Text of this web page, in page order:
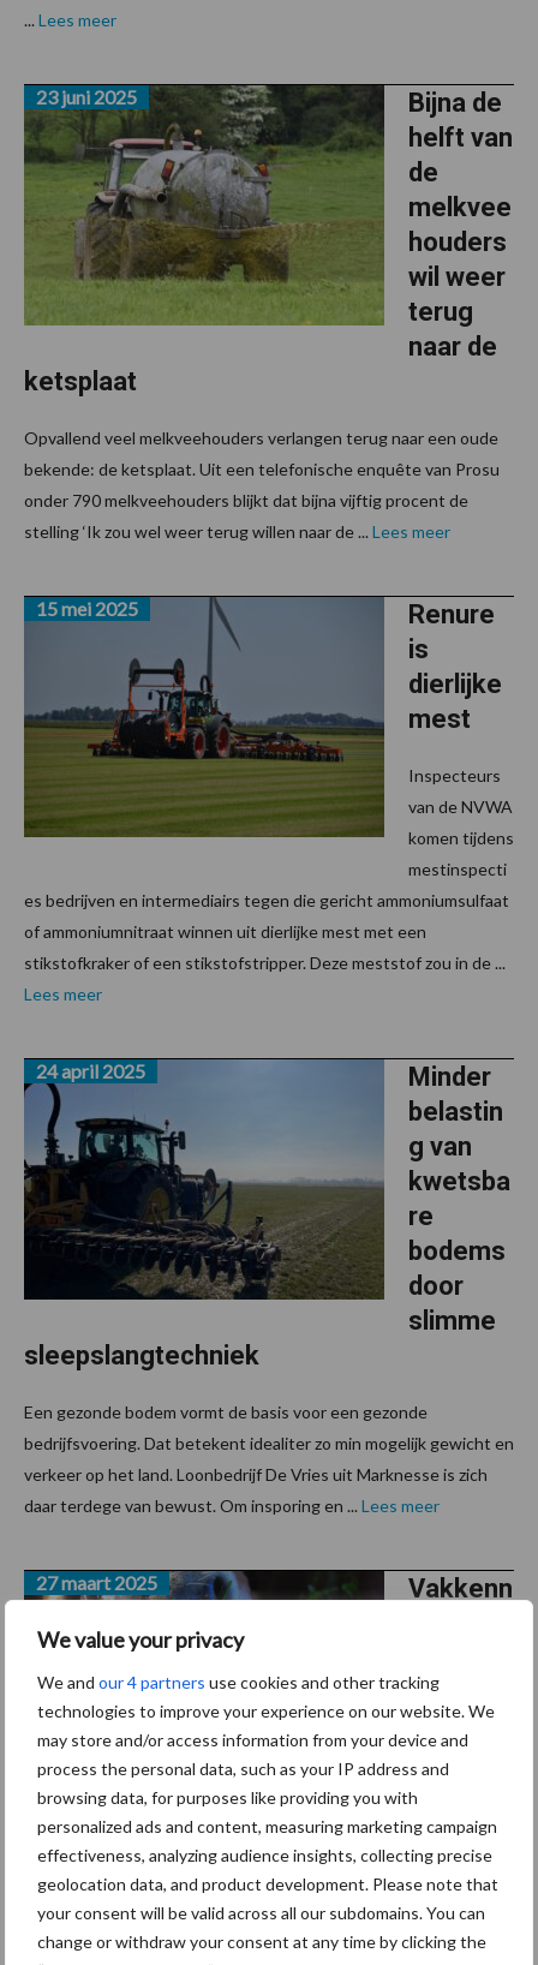
We value your privacy
We and our 4 partners use cookies and other tracking
technologies to improve your experience on our website. We
may store and/or access information from your device and
process the personal data, such as your IP address and
browsing data, for purposes like providing you with
personalized ads and content, measuring marketing campaign
effectiveness, analyzing audience insights, collecting precise
geolocation data, and product development. Please note that
your consent will be valid across all our subdomains. You can
change or withdraw your consent at any time by clicking the
... Lees meer
Bijna de
helft van
de
melkvee
houders
wil weer
terug
naar de
ketsplaat
23 juni 2025
Opvallend veel melkveehouders verlangen terug naar een oude
bekende: de ketsplaat. Uit een telefonische enquête van Prosu
onder 790 melkveehouders blijkt dat bijna vijftig procent de
stelling ‘Ik zou wel weer terug willen naar de ... Lees meer
Renure
is
dierlijke
mest
15 mei 2025
Inspecteurs
van de NVWA
komen tijdens
mestinspecti
es bedrijven en intermediairs tegen die gericht ammoniumsulfaat
of ammoniumnitraat winnen uit dierlijke mest met een
stikstofkraker of een stikstofstripper. Deze meststof zou in de ...
Lees meer
Minder
belastin
g van
kwetsba
re
bodems
door
slimme
sleepslangtechniek
24 april 2025
Een gezonde bodem vormt de basis voor een gezonde
bedrijfsvoering. Dat betekent idealiter zo min mogelijk gewicht en
verkeer op het land. Loonbedrijf De Vries uit Marknesse is zich
daar terdege van bewust. Om insporing en ... Lees meer
Vakkenn
n en
stof tot
nadenke
n bij de
demo’s
27 maart 2025
De eerste demo's van het jaar zitten er alweer op. In Beilen (DR)
en Zuidschermer (NH) namen we de vele nieuwsgierigen mee in
de wereld van het efficiënt bemesten en emissiearm produceren.